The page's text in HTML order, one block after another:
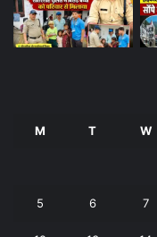
M T W
5 6 7